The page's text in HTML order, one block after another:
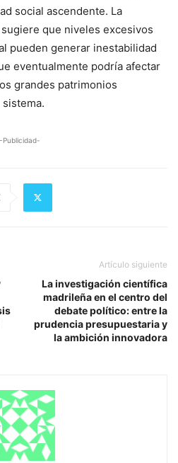
social ascendente. La
que niveles excesivos
pueden generar inestabilidad
eventualmente podría afectar
grandes patrimonios
-Publicidad-
Artículo siguiente
La investigación científica
madrileña en el centro del
debate político: entre la
prudencia presupuestaria y
la ambición innovadora